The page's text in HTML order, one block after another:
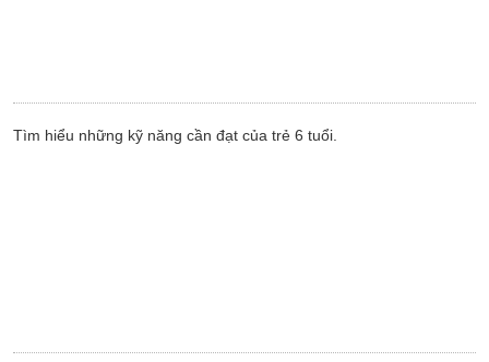
Tìm hiểu những kỹ năng cần đạt của trẻ 6 tuổi.